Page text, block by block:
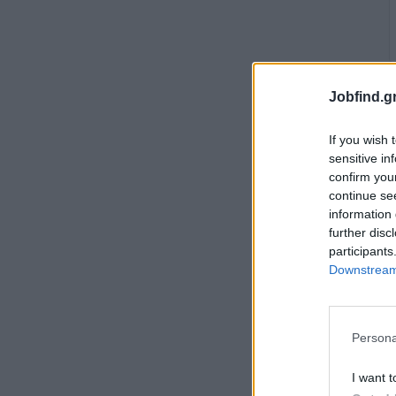
If you wish
sensitive
confirm
continue
information
further
I want